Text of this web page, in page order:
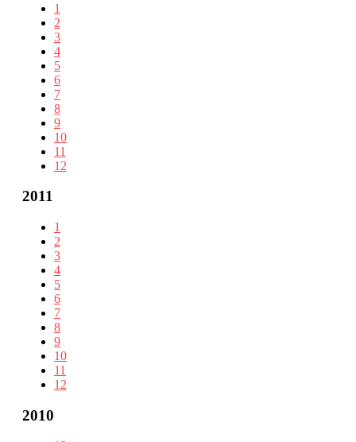
1
2
3
4
5
6
7
8
9
10
11
12
2011
1
2
3
4
5
6
7
8
9
10
11
12
2010